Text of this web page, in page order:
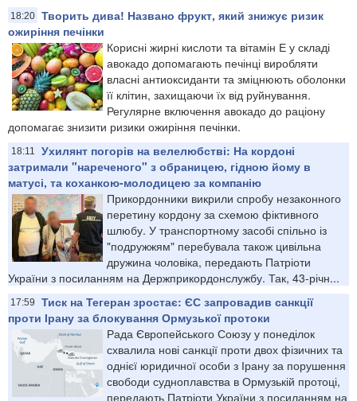
18:20 Творить дива! Названо фрукт, який знижує ризик
ожиріння печінки
Корисні жирні кислоти та вітамін Е у складі
авокадо допомагають печінці виробляти
власні антиоксиданти та зміцнюють оболонки
її клітин, захищаючи їх від руйнування.
Регулярне включення авокадо до раціону
допомагає знизити ризики ожиріння печінки.
18:11
Ухилянт погорів на велелюбстві: На кордоні
затримали "нареченого" з обраницею, гідною йому в
матусі, та коханкою-молодицею за компанію
Прикордонники викрили спробу незаконного
перетину кордону за схемою фіктивного
шлюбу. У транспортному засобі спільно із
"подружжям" перебувала також цивільна
дружина чоловіка, передають Патріоти
України з посиланням на Держприкордонслужбу. Так, 43-річн...
17:59
Тиск на Тегеран зростає: ЄС запровадив санкції
проти Ірану за блокування Ормузької протоки
Рада Європейського Союзу у понеділок
схвалила нові санкції проти двох фізичних та
однієї юридичної особи з Ірану за порушення
свободи судноплавства в Ормузькій протоці,
передають Патріоти України з посиланням на